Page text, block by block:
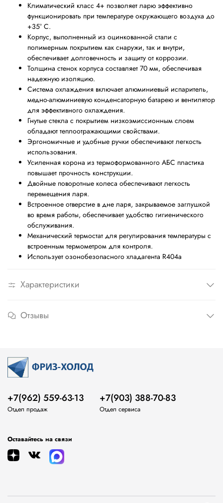
Климатический класс 4+ позволяет ларю эффективно
функционировать при температуре окружающего воздуха до
+35° С.
Корпус, выполненный из оцинкованной стали с
полимерным покрытием как снаружи, так и внутри,
обеспечивает долговечность и защиту от коррозии.
Толщина стенок корпуса составляет 70 мм, обеспечивая
надежную изоляцию.
Система охлаждения включает алюминиевый испаритель,
медно-алюминиевую конденсаторную батарею и вентилятор
для эффективного охлаждения.
Гнутые стекла с покрытием низкоэмиссионным слоем
обладают теплоотражающими свойствами.
Эргономичные и удобные ручки обеспечивают легкость
использования.
Усиленная корона из термоформованного АБС пластика
повышает прочность конструкции.
Двойные поворотные колеса обеспечивают легкость
перемещения ларя.
Встроенное отверстие в дне ларя, закрываемое заглушкой
во время работы, обеспечивает удобство гигиенического
обслуживания.
Механический термостат для регулирования температуры с
встроенным термометром для контроля.
Использует озонобезопасного хладагента R404a
Характеристики
Отзывы
+7(962) 559-63-13
Отдел продаж
+7(903) 388-70-83
Отдел сервиса
Оставайтесь на связи